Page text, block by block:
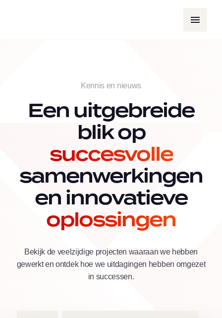
Kennis en nieuws
Een uitgebreide
blik op
succesvolle
samenwerkingen
en innovatieve
oplossingen
Bekijk de veelzijdige projecten waaraan we hebben
gewerkt en ontdek hoe we uitdagingen hebben omgezet
in successen.